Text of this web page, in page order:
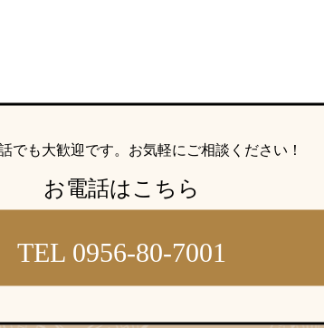
でも大歓迎です。 お気軽にご相談ください！
お電話はこちら
TEL 0956-80-7001